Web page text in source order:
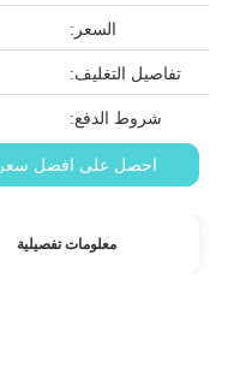
السعر:
تفاصيل التغليف:
شروط الدفع:
احصل على افضل سعر
معلومات تفصيلية